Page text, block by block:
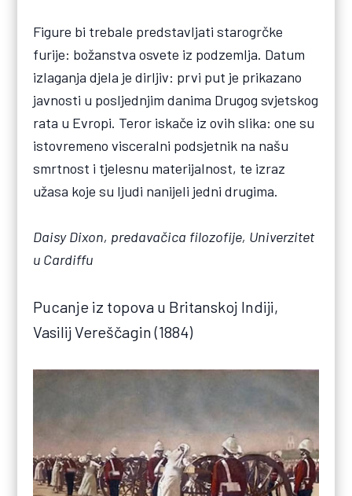
Figure bi trebale predstavljati starogrčke
furije: božanstva osvete iz podzemlja. Datum
izlaganja djela je dirljiv: prvi put je prikazano
javnosti u posljednjim danima Drugog svjetskog
rata u Evropi. Teror iskače iz ovih slika: one su
istovremeno visceralni podsjetnik na našu
smrtnost i tjelesnu materijalnost, te izraz
užasa koje su ljudi nanijeli jedni drugima.
Daisy Dixon, predavačica filozofije, Univerzitet
u Cardiffu
Pucanje iz topova u Britanskoj Indiji,
Vasilij Vereščagin (1884)